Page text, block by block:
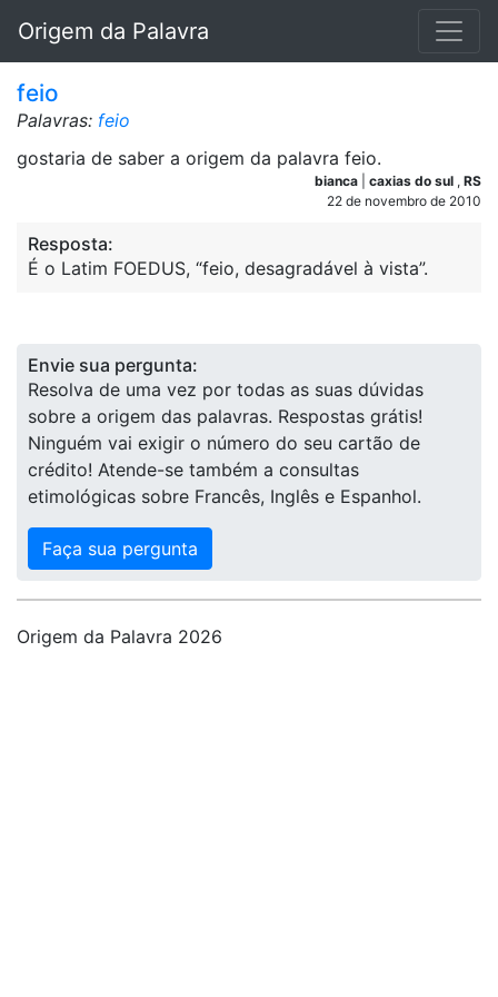
Origem da Palavra
feio
Palavras: feio
gostaria de saber a origem da palavra feio.
bianca caxias do sul , RS
22 de novembro de 2010
Resposta:
É o Latim FOEDUS, “feio, desagradável à vista”.
Envie sua pergunta:
Resolva de uma vez por todas as suas dúvidas
sobre a origem das palavras. Respostas grátis!
Ninguém vai exigir o número do seu cartão de
crédito! Atende-se também a consultas
etimológicas sobre Francês, Inglês e Espanhol.
Faça sua pergunta
Origem da Palavra 2026